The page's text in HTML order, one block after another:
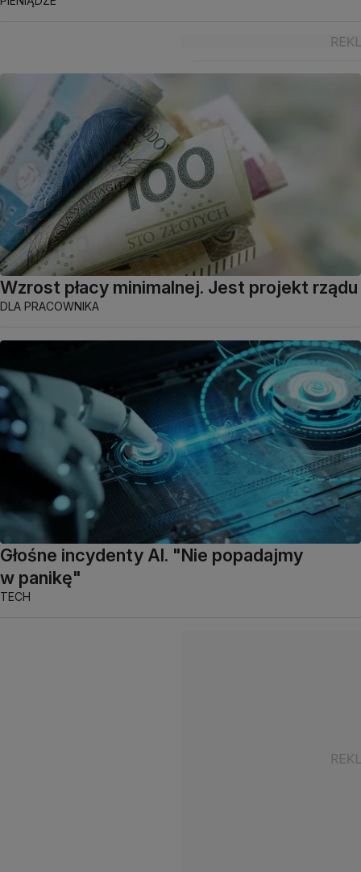
Wzrost płacy minimalnej. Jest projekt rządu
DLA PRACOWNIKA
Głośne incydenty AI. "Nie popadajmy
w panikę"
TECH